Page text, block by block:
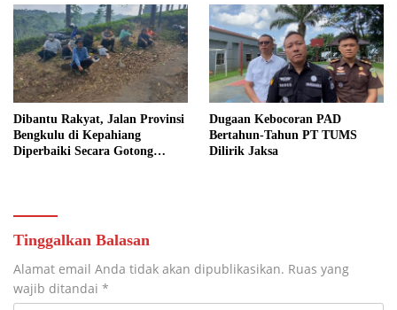
Dibantu Rakyat, Jalan Provinsi
Bengkulu di Kepahiang
Diperbaiki Secara Gotong
Dugaan Kebocoran PAD
Bertahun-Tahun PT TUMS
Dilirik Jaksa
Tinggalkan Balasan
Alamat email Anda tidak akan dipublikasikan. Ruas yang
wajib ditandai *